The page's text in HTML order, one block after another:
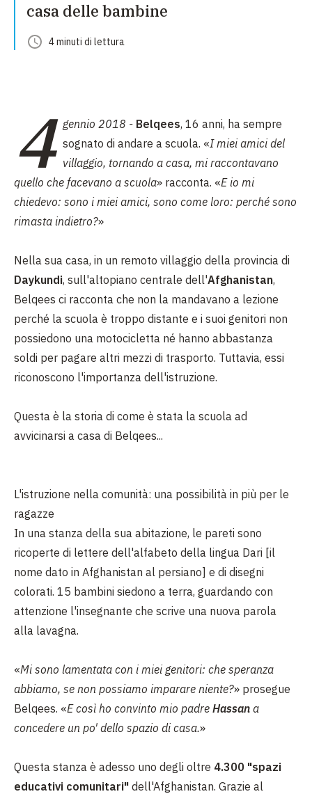
casa delle bambine
4minuti di lettura
4 gennio 2018 - Belqees, 16 anni, ha sempre
sognato di andare a scuola. «I miei amici del
villaggio, tornando a casa, mi raccontavano
quello che facevano a scuola» racconta. «E io mi
chiedevo: sono i miei amici, sono come loro: perché sono
rimasta indietro?»
Nella sua casa, in un remoto villaggio della provincia di
Daykundi, sull'altopiano centrale dell'Afghanistan,
Belqees ci racconta che non la mandavano a lezione
perché la scuola è troppo distante e i suoi genitori non
possiedono una motocicletta né hanno abbastanza
soldi per pagare altri mezzi di trasporto. Tuttavia, essi
riconoscono l'importanza dell'istruzione.
Questa è la storia di come è stata la scuola ad
avvicinarsi a casa di Belqees...
L'istruzione nella comunità: una possibilità in più per le
ragazze
In una stanza della sua abitazione, le pareti sono
ricoperte di lettere dell'alfabeto della lingua Dari [il
nome dato in Afghanistan al persiano] e di disegni
colorati. 15 bambini siedono a terra, guardando con
attenzione l'insegnante che scrive una nuova parola
alla lavagna.
«Mi sono lamentata con i miei genitori: che speranza
abbiamo, se non possiamo imparare niente?» prosegue
Belqees. «E così ho convinto mio padre Hassan a
concedere un po' dello spazio di casa.»
Questa stanza è adesso uno degli oltre 4.300 "spazi
educativi comunitari" dell'Afghanistan. Grazie al